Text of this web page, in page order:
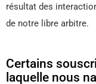
résultat des
de notre libre arbitre.
Certains
laquelle nous